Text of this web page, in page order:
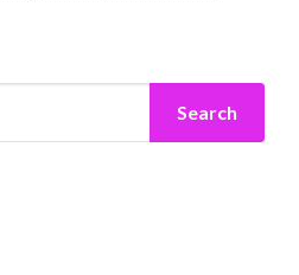
Search